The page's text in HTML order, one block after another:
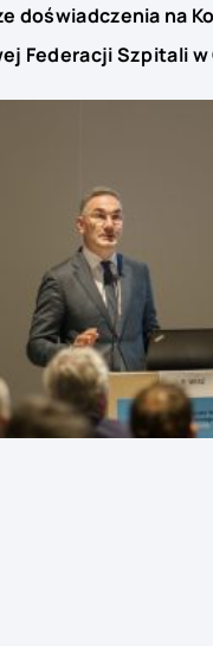
doświadczenia na
Federacji Szpitali w